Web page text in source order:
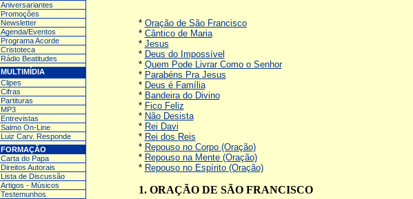
Aniversariantes
Promoções
Newsletter
Agenda/Eventos
Programa Acorde
Cristoteca
Rádio Beatitudes
MULTIMÍDIA
Clipes
Cifras
Partituras
MP3
Entrevistas
Salmo On-Line
Luiz Carv. Responde
FORMAÇÃO
Carta do Papa
Direitos Autorais
Lista de Discussão
Artigos - Músicos
Testemunhos
* Oração de São Francisco
* Cântico de Maria
* Jesus
* Deus do Impossível
* Quem Pode Livrar Como o Senhor
* Parabéns Pra Jesus
* Deus é Família
* Bandeira do Divino
* Fico Feliz
* Não Desista
* Rei Davi
* Rei dos Reis
* Repouso no Corpo (Oração)
* Repouso na Mente (Oração)
* Repouso no Espírito (Oração)
1. ORAÇÃO DE SÃO FRANCISCO